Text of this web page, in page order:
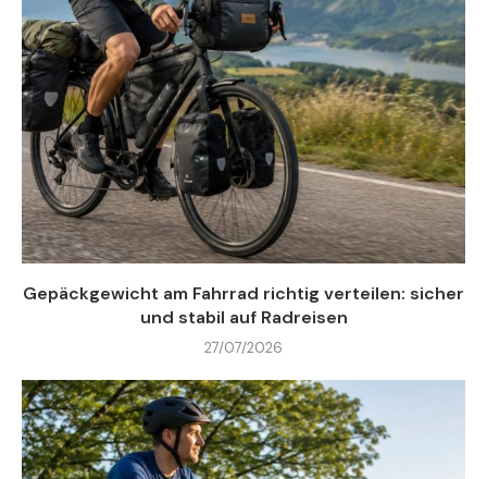
Gepäckgewicht am Fahrrad richtig verteilen: sicher
und stabil auf Radreisen
27/07/2026